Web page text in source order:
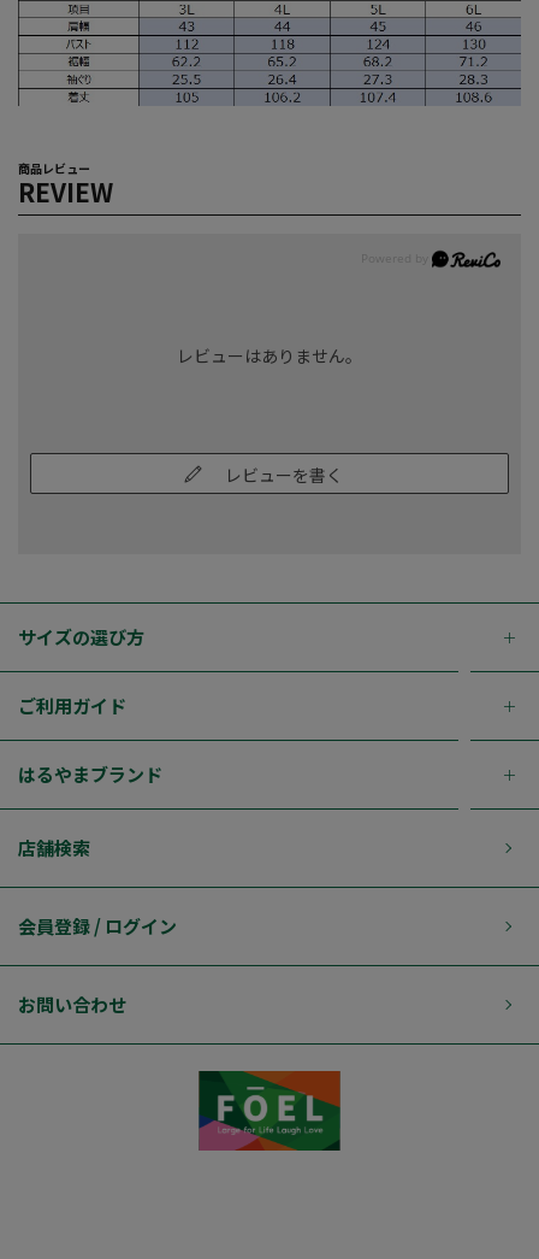
商品レビュー
REVIEW
レビューはありません。
レビューを書く
サイズの選び方
ご利用ガイド
はるやまブランド
店舗検索
会員登録 / ログイン
お問い合わせ